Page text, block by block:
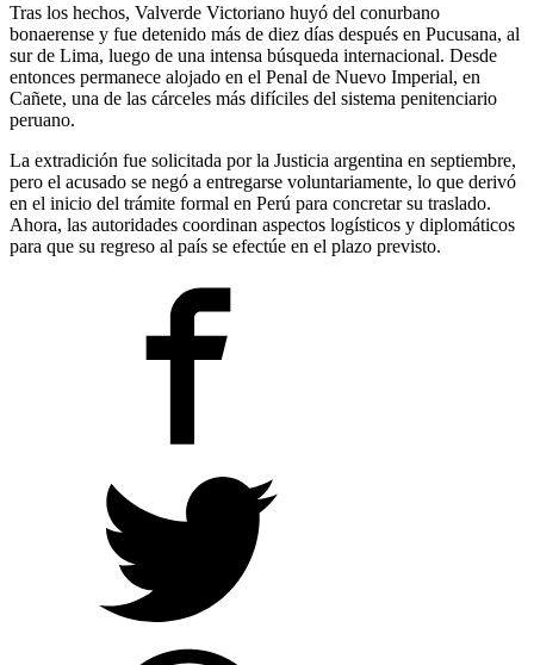
Tras los hechos, Valverde Victoriano huyó del conurbano
bonaerense y fue detenido más de diez días después en Pucusana, al
sur de Lima, luego de una intensa búsqueda internacional. Desde
entonces permanece alojado en el Penal de Nuevo Imperial, en
Cañete, una de las cárceles más difíciles del sistema penitenciario
peruano.
La extradición fue solicitada por la Justicia argentina en septiembre,
pero el acusado se negó a entregarse voluntariamente, lo que derivó
en el inicio del trámite formal en Perú para concretar su traslado.
Ahora, las autoridades coordinan aspectos logísticos y diplomáticos
para que su regreso al país se efectúe en el plazo previsto.